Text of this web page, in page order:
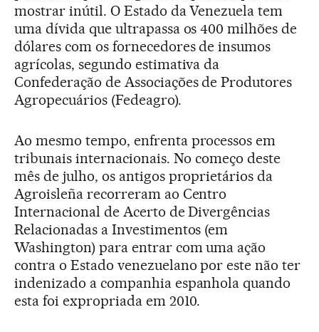
mostrar inútil. O Estado da Venezuela tem
uma dívida que ultrapassa os 400 milhões de
dólares com os fornecedores de insumos
agrícolas, segundo estimativa da
Confederação de Associações de Produtores
Agropecuários (Fedeagro).
Ao mesmo tempo, enfrenta processos em
tribunais internacionais. No começo deste
mês de julho, os antigos proprietários da
Agroisleña recorreram ao Centro
Internacional de Acerto de Divergências
Relacionadas a Investimentos (em
Washington) para entrar com uma ação
contra o Estado venezuelano por este não ter
indenizado a companhia espanhola quando
esta foi expropriada em 2010.